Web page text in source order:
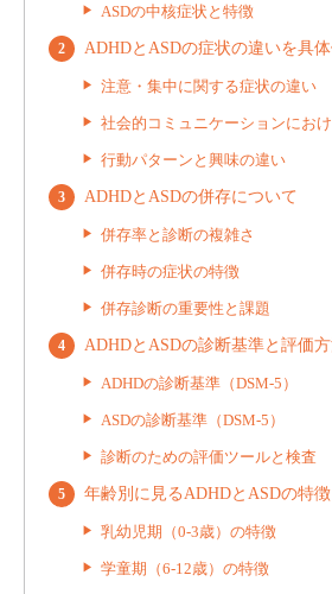
ASDの中核症状と特徴
ADHDとASDの症状の違いを具
注意・集中に関する症状の違い
社会的コミュニケーションにお
行動パターンと興味の違い
ADHDとASDの併存について
併存率と診断の複雑さ
併存時の症状の特徴
併存診断の重要性と課題
ADHDとASDの診断基準と評価
ADHDの診断基準（DSM-5）
ASDの診断基準（DSM-5）
診断のための評価ツールと検査
年齢別に見るADHDとASDの特徴
乳幼児期（0-3歳）の特徴
学童期（6-12歳）の特徴